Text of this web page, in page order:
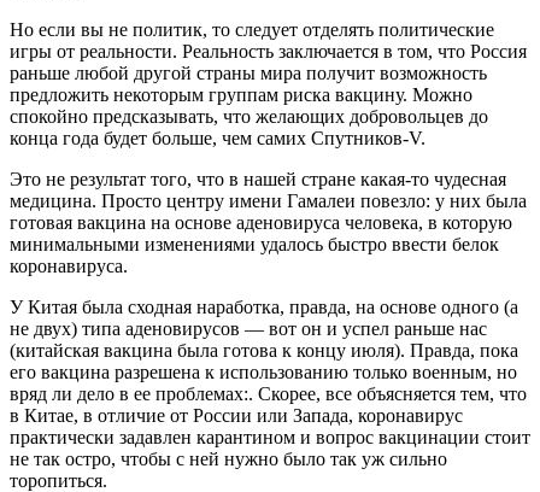
Но если вы не политик, то следует отделять политические
игры от реальности. Реальность заключается в том, что Россия
раньше любой другой страны мира получит возможность
предложить некоторым группам риска вакцину. Можно
спокойно предсказывать, что желающих добровольцев до
конца года будет больше, чем самих Спутников-V.
Это не результат того, что в нашей стране какая-то чудесная
медицина. Просто центру имени Гамалеи повезло: у них была
готовая вакцина на основе аденовируса человека, в которую
минимальными изменениями удалось быстро ввести белок
коронавируса.
У Китая была сходная наработка, правда, на основе одного (а
не двух) типа аденовирусов — вот он и успел раньше нас
(китайская вакцина была готова к концу июля). Правда, пока
его вакцина разрешена к использованию только военным, но
вряд ли дело в ее проблемах:. Скорее, все объясняется тем, что
в Китае, в отличие от России или Запада, коронавирус
практически задавлен карантином и вопрос вакцинации стоит
не так остро, чтобы с ней нужно было так уж сильно
торопиться.